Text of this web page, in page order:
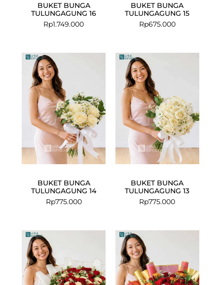
BUKET BUNGA
TULUNGAGUNG 16
Rp1.749.000
BUKET BUNGA
TULUNGAGUNG 15
Rp675.000
BUKET BUNGA
TULUNGAGUNG 14
Rp775.000
BUKET BUNGA
TULUNGAGUNG 13
Rp775.000